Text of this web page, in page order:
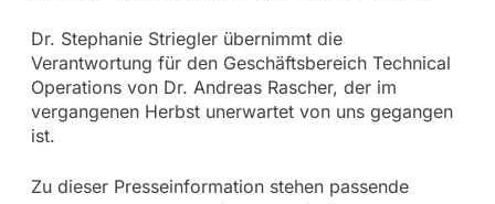
Dr. Stephanie Striegler übernimmt die
Verantwortung für den Geschäftsbereich Technical
Operations von Dr. Andreas Rascher, der im
vergangenen Herbst unerwartet von uns gegangen
ist.
Zu dieser Presseinformation stehen passende